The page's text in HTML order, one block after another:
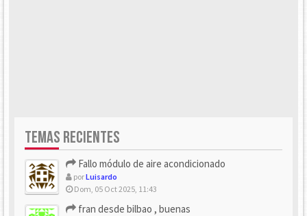
TEMAS RECIENTES
Fallo módulo de aire acondicionado
porLuisardo
Dom, 05 Oct 2025, 11:43
fran desde bilbao , buenas